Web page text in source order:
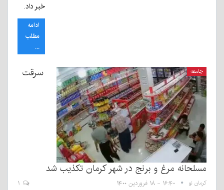
خبر داد.
ادامه
مطلب
...
جامعه سرقت
مسلحانه مرغ و برنج در شهر کرمان تکذیب شد
کرمان نو ۱۶:۴۰ - ۱۸ فروردین ۱۴۰۰